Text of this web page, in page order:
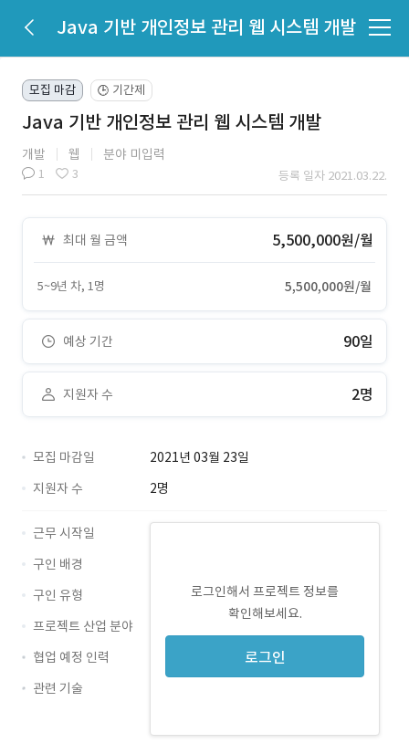
Java 기반 개인정보 관리 웹 시스템 개발
모집 마감 🕒 기간제
Java 기반 개인정보 관리 웹 시스템 개발
개발 웹 분야 미입력
1 3 등록 일자 2021.03.22.
최대 월 금액 5,500,000원/월
5~9년 차, 1명 5,500,000원/월
예상 기간 90일
지원자 수 2명
모집 마감일
2021년 03월 23일
지원자 수
2명
로그인해서 프로젝트 정보를
확인해보세요.
로그인
근무 시작일
구인 배경
구인 유형
프로젝트 산업 분야
협업 예정 인력
관련 기술